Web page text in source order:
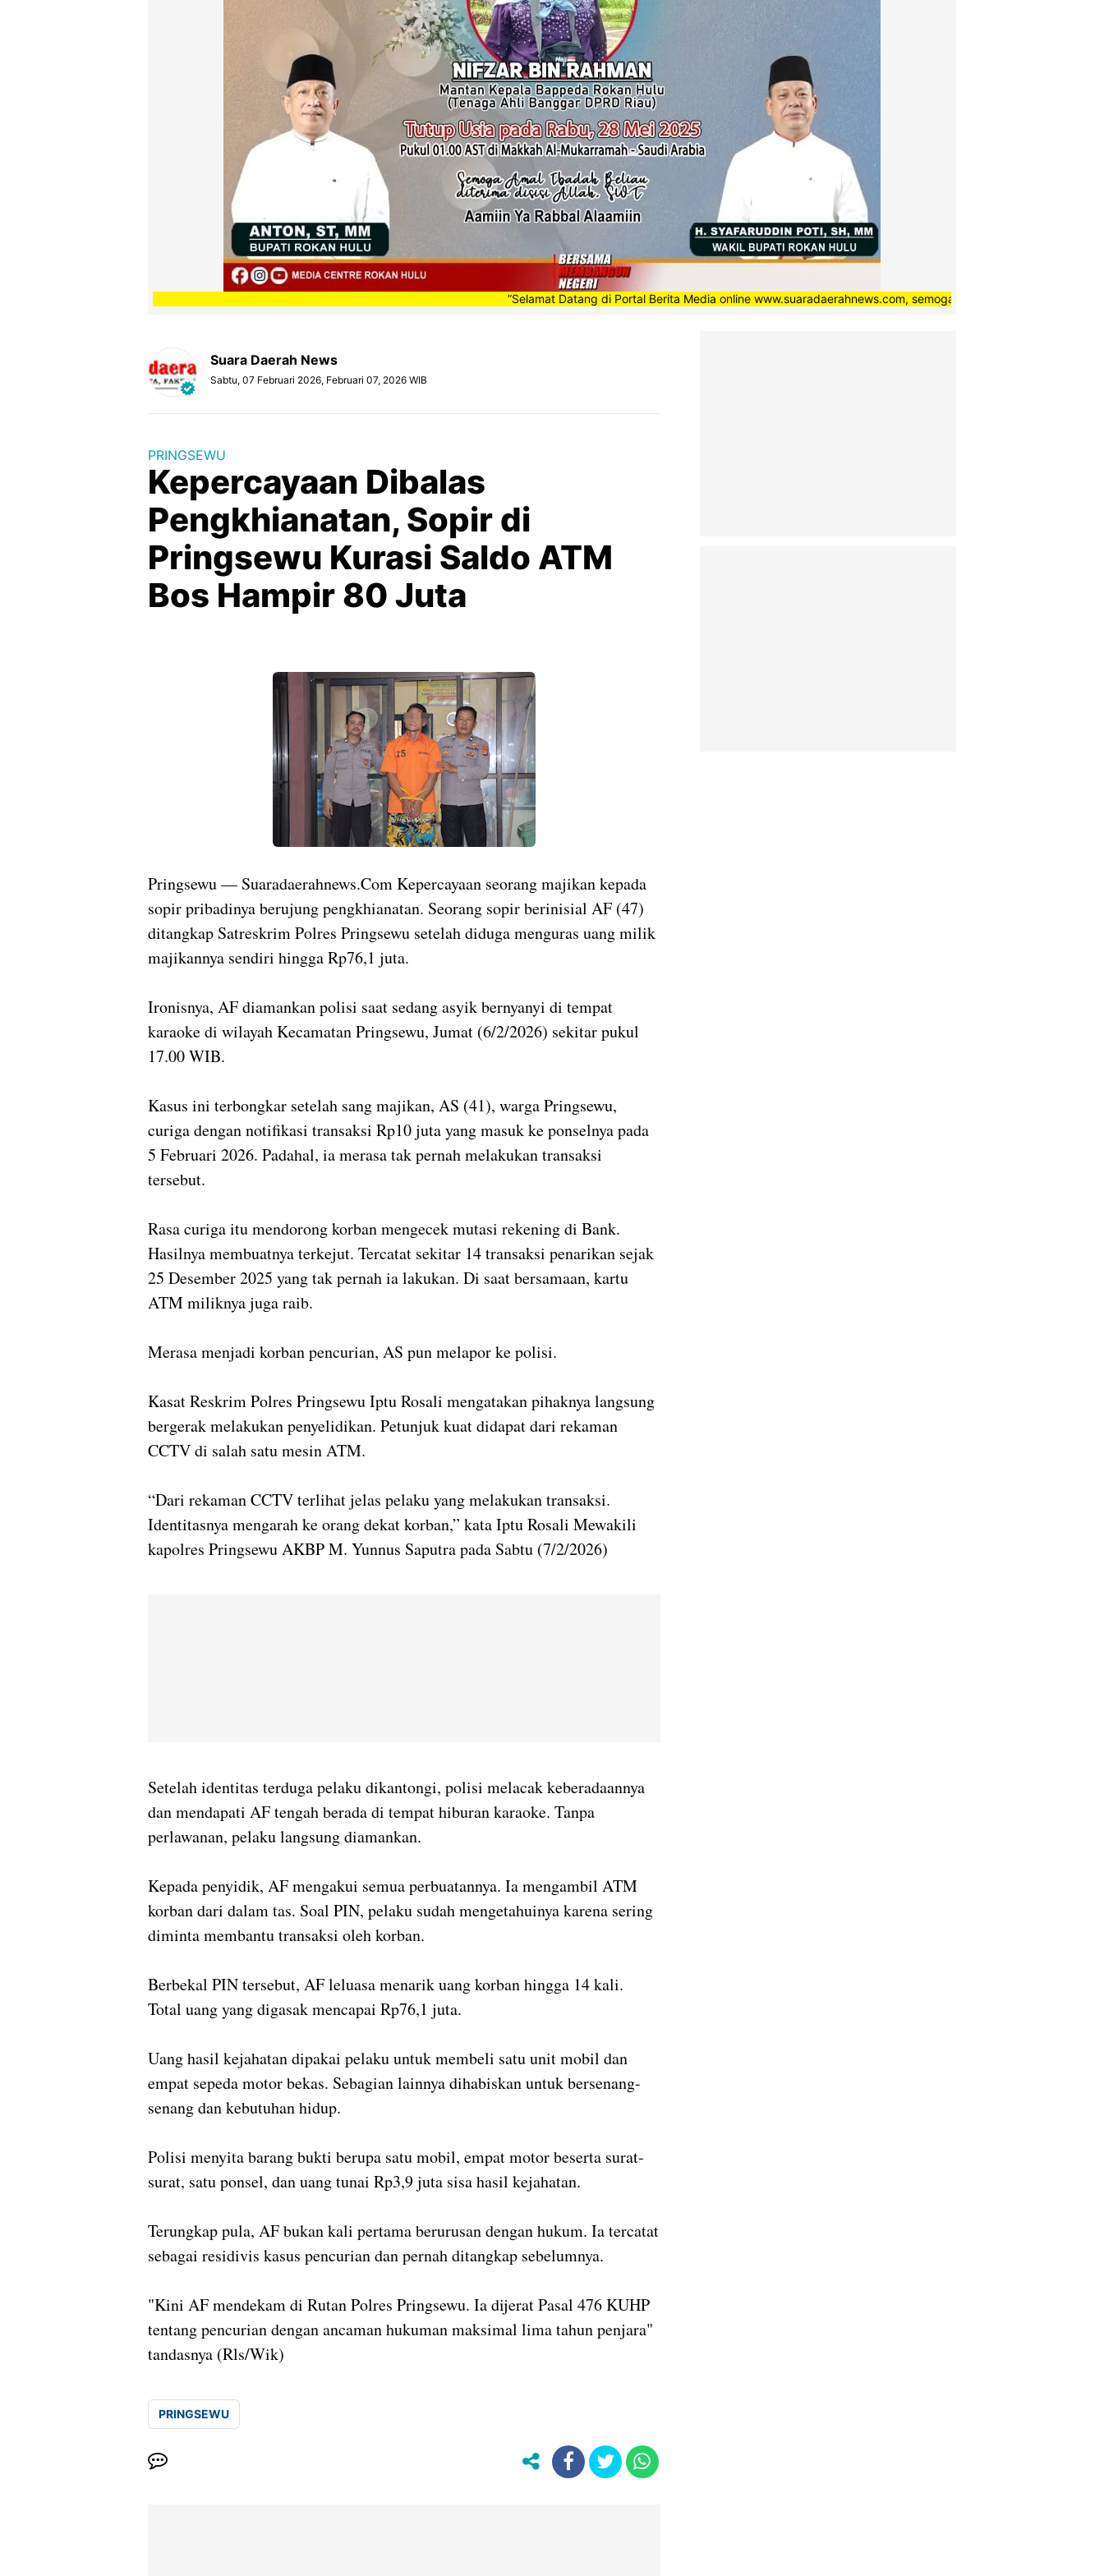
”Selamat Datang di Portal Berita Media online www.suaradaerahnews.com, semoga setiap berita yang kami sajikan
Suara Daerah News
Sabtu, 07 Februari 2026, Februari 07, 2026 WIB
PRINGSEWU
Kepercayaan Dibalas
Pengkhianatan, Sopir di
Pringsewu Kurasi Saldo ATM
Bos Hampir 80 Juta
Pringsewu — Suaradaerahnews.Com Kepercayaan seorang majikan kepada
sopir pribadinya berujung pengkhianatan. Seorang sopir berinisial AF (47)
ditangkap Satreskrim Polres Pringsewu setelah diduga menguras uang milik
majikannya sendiri hingga Rp76,1 juta.
Ironisnya, AF diamankan polisi saat sedang asyik bernyanyi di tempat
karaoke di wilayah Kecamatan Pringsewu, Jumat (6/2/2026) sekitar pukul
17.00 WIB.
Kasus ini terbongkar setelah sang majikan, AS (41), warga Pringsewu,
curiga dengan notifikasi transaksi Rp10 juta yang masuk ke ponselnya pada
5 Februari 2026. Padahal, ia merasa tak pernah melakukan transaksi
tersebut.
Rasa curiga itu mendorong korban mengecek mutasi rekening di Bank.
Hasilnya membuatnya terkejut. Tercatat sekitar 14 transaksi penarikan sejak
25 Desember 2025 yang tak pernah ia lakukan. Di saat bersamaan, kartu
ATM miliknya juga raib.
Merasa menjadi korban pencurian, AS pun melapor ke polisi.
Kasat Reskrim Polres Pringsewu Iptu Rosali mengatakan pihaknya langsung
bergerak melakukan penyelidikan. Petunjuk kuat didapat dari rekaman
CCTV di salah satu mesin ATM.
“Dari rekaman CCTV terlihat jelas pelaku yang melakukan transaksi.
Identitasnya mengarah ke orang dekat korban,” kata Iptu Rosali Mewakili
kapolres Pringsewu AKBP M. Yunnus Saputra pada Sabtu (7/2/2026)
Setelah identitas terduga pelaku dikantongi, polisi melacak keberadaannya
dan mendapati AF tengah berada di tempat hiburan karaoke. Tanpa
perlawanan, pelaku langsung diamankan.
Kepada penyidik, AF mengakui semua perbuatannya. Ia mengambil ATM
korban dari dalam tas. Soal PIN, pelaku sudah mengetahuinya karena sering
diminta membantu transaksi oleh korban.
Berbekal PIN tersebut, AF leluasa menarik uang korban hingga 14 kali.
Total uang yang digasak mencapai Rp76,1 juta.
Uang hasil kejahatan dipakai pelaku untuk membeli satu unit mobil dan
empat sepeda motor bekas. Sebagian lainnya dihabiskan untuk bersenang-
senang dan kebutuhan hidup.
Polisi menyita barang bukti berupa satu mobil, empat motor beserta surat-
surat, satu ponsel, dan uang tunai Rp3,9 juta sisa hasil kejahatan.
Terungkap pula, AF bukan kali pertama berurusan dengan hukum. Ia tercatat
sebagai residivis kasus pencurian dan pernah ditangkap sebelumnya.
"Kini AF mendekam di Rutan Polres Pringsewu. Ia dijerat Pasal 476 KUHP
tentang pencurian dengan ancaman hukuman maksimal lima tahun penjara"
tandasnya (Rls/Wik)
PRINGSEWU